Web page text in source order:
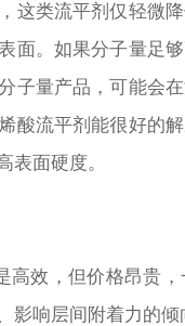
这类流平剂仅轻微
面。如果分子量足
子量产品，可能会
酸流平剂能很好的
表面硬度。
高效，但价格昂贵
影响层间附着力的倾